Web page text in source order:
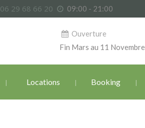
06 29 68 66 20 09:00 - 21:00
Ouverture
Fin Mars au 11 Novembre
Locations Booking